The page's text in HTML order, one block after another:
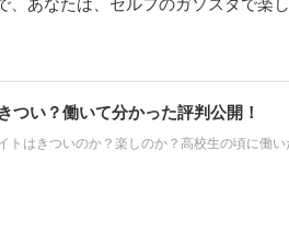
あなたは、セルフのガソスタで楽
つい？働いて分かった評判公開！
トはきついのか？楽しのか？高校生の頃に働